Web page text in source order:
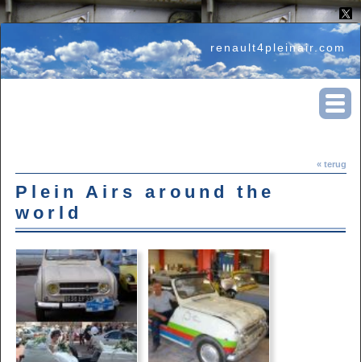
renault4pleinair.com
« terug
Plein Airs around the
world